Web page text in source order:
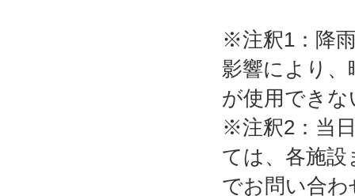
※注釈1：降
影響により
が使用でき
※注釈2：当
ては、各施設
でお問い合